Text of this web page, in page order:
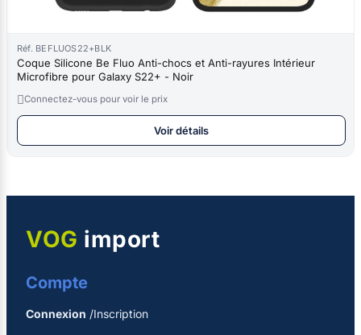
Réf. BEFLUOS22+BLK
Coque Silicone Be Fluo Anti-chocs et Anti-rayures Intérieur
Microfibre pour Galaxy S22+ - Noir
Connectez-vous pour voir le prix
Voir détails
VOG import
Compte
Connexion /Inscription